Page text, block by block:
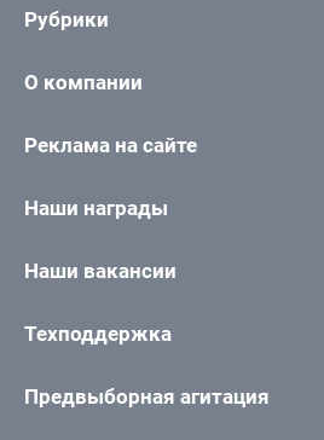
Рубрики
О компании
Реклама на сайте
Наши награды
Наши вакансии
Техподдержка
Предвыборная агитация